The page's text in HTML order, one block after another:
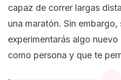
capaz de correr largas
una maratón. Sin
experimentarás algo
como persona y que te